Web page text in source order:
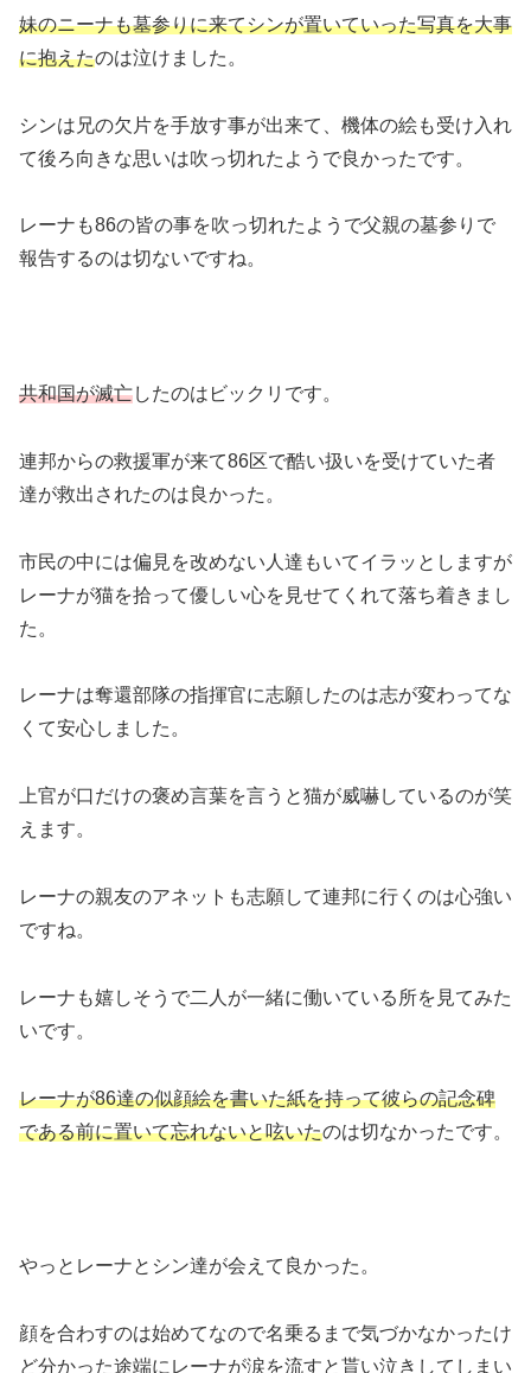
妹のニーナも墓参りに来てシンが置いていった写真を大事
に抱えたのは泣けました。
シンは兄の欠片を手放す事が出来て、機体の絵も受け入れ
て後ろ向きな思いは吹っ切れたようで良かったです。
レーナも86の皆の事を吹っ切れたようで父親の墓参りで
報告するのは切ないですね。
共和国が滅亡したのはビックリです。
連邦からの救援軍が来て86区で酷い扱いを受けていた者
達が救出されたのは良かった。
市民の中には偏見を改めない人達もいてイラッとしますが
レーナが猫を拾って優しい心を見せてくれて落ち着きまし
た。
レーナは奪還部隊の指揮官に志願したのは志が変わってな
くて安心しました。
上官が口だけの褒め言葉を言うと猫が威嚇しているのが笑
えます。
レーナの親友のアネットも志願して連邦に行くのは心強い
ですね。
レーナも嬉しそうで二人が一緒に働いている所を見てみた
いです。
レーナが86達の似顔絵を書いた紙を持って彼らの記念碑
である前に置いて忘れないと呟いたのは切なかったです。
やっとレーナとシン達が会えて良かった。
顔を合わすのは始めてなので名乗るまで気づかなかったけ
ど分かった途端にレーナが涙を流すと貰い泣きしてしまい